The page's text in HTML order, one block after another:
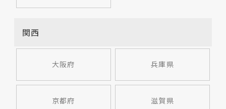
関西
大阪府 兵庫県
京都府 滋賀県